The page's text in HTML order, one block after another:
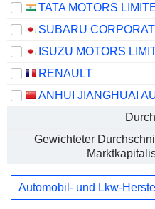
TATA MOTORS
SUBARU
ISUZU MOTORS
RENAULT
Gewichteter
Automobil- und Lkw-